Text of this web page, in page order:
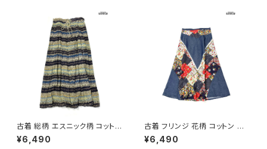
古着 総柄 エスニック柄 コットン
100％ ロング丈 スカート ダー
クグリーン (btu2604019)
¥6,490
古着 フリンジ 花柄 コットン ロ
ング丈 スカート 紺 (btu26030
13)
¥6,490